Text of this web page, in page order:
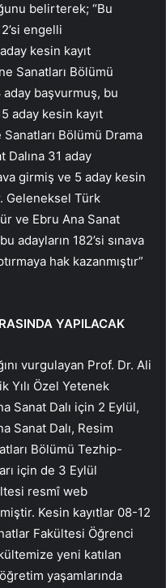
belirterek; “Bu
engelli
kesin kayıt
Sanatları Bölümü
aday başvurmuş, bu
aday kesin kayıt
Sanatları Bölümü Drama
Dalına 31 aday
girmiş ve 5 aday kesin
Geleneksel Türk
ve Ebru Ana Sanat
adayların 182’si sınava
hak kazanmıştır”
YAPILACAK
vurgulayan Prof. Dr. Ali
Yılı Özel Yetenek
Sanat Dalı için 2 Eylül,
Sanat Dalı, Resim
Bölümü Tezhip-
için de 3 Eylül
resmî web
Kesin kayıtlar 08-12
Fakültesi Öğrenci
yeni katılan
yaşamlarında